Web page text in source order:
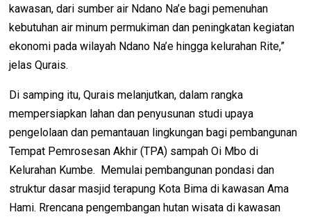
kawasan, dari sumber air Ndano Na’e bagi pemenuhan
kebutuhan air minum permukiman dan peningkatan kegiatan
ekonomi pada wilayah Ndano Na’e hingga kelurahan Rite,”
jelas Qurais.
Di samping itu, Qurais melanjutkan, dalam rangka
mempersiapkan lahan dan penyusunan studi upaya
pengelolaan dan pemantauan lingkungan bagi pembangunan
Tempat Pemrosesan Akhir (TPA) sampah Oi Mbo di
Kelurahan Kumbe. Memulai pembangunan pondasi dan
struktur dasar masjid terapung Kota Bima di kawasan Ama
Hami. Rrencana pengembangan hutan wisata di kawasan